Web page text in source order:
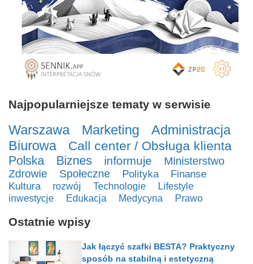
Najpopularniejsze tematy w serwisie
Warszawa Marketing
Administracja
Biurowa
Call center / Obsługa klienta
Polska Biznes informuje Ministerstwo
Zdrowie Społeczne Polityka
Finanse
Kultura
rozwój Technologie
Lifestyle
inwestycje
Edukacja Medycyna Prawo
Ostatnie wpisy
Jak łączyć szafki BESTA? Praktyczny
sposób na stabilną i estetyczną